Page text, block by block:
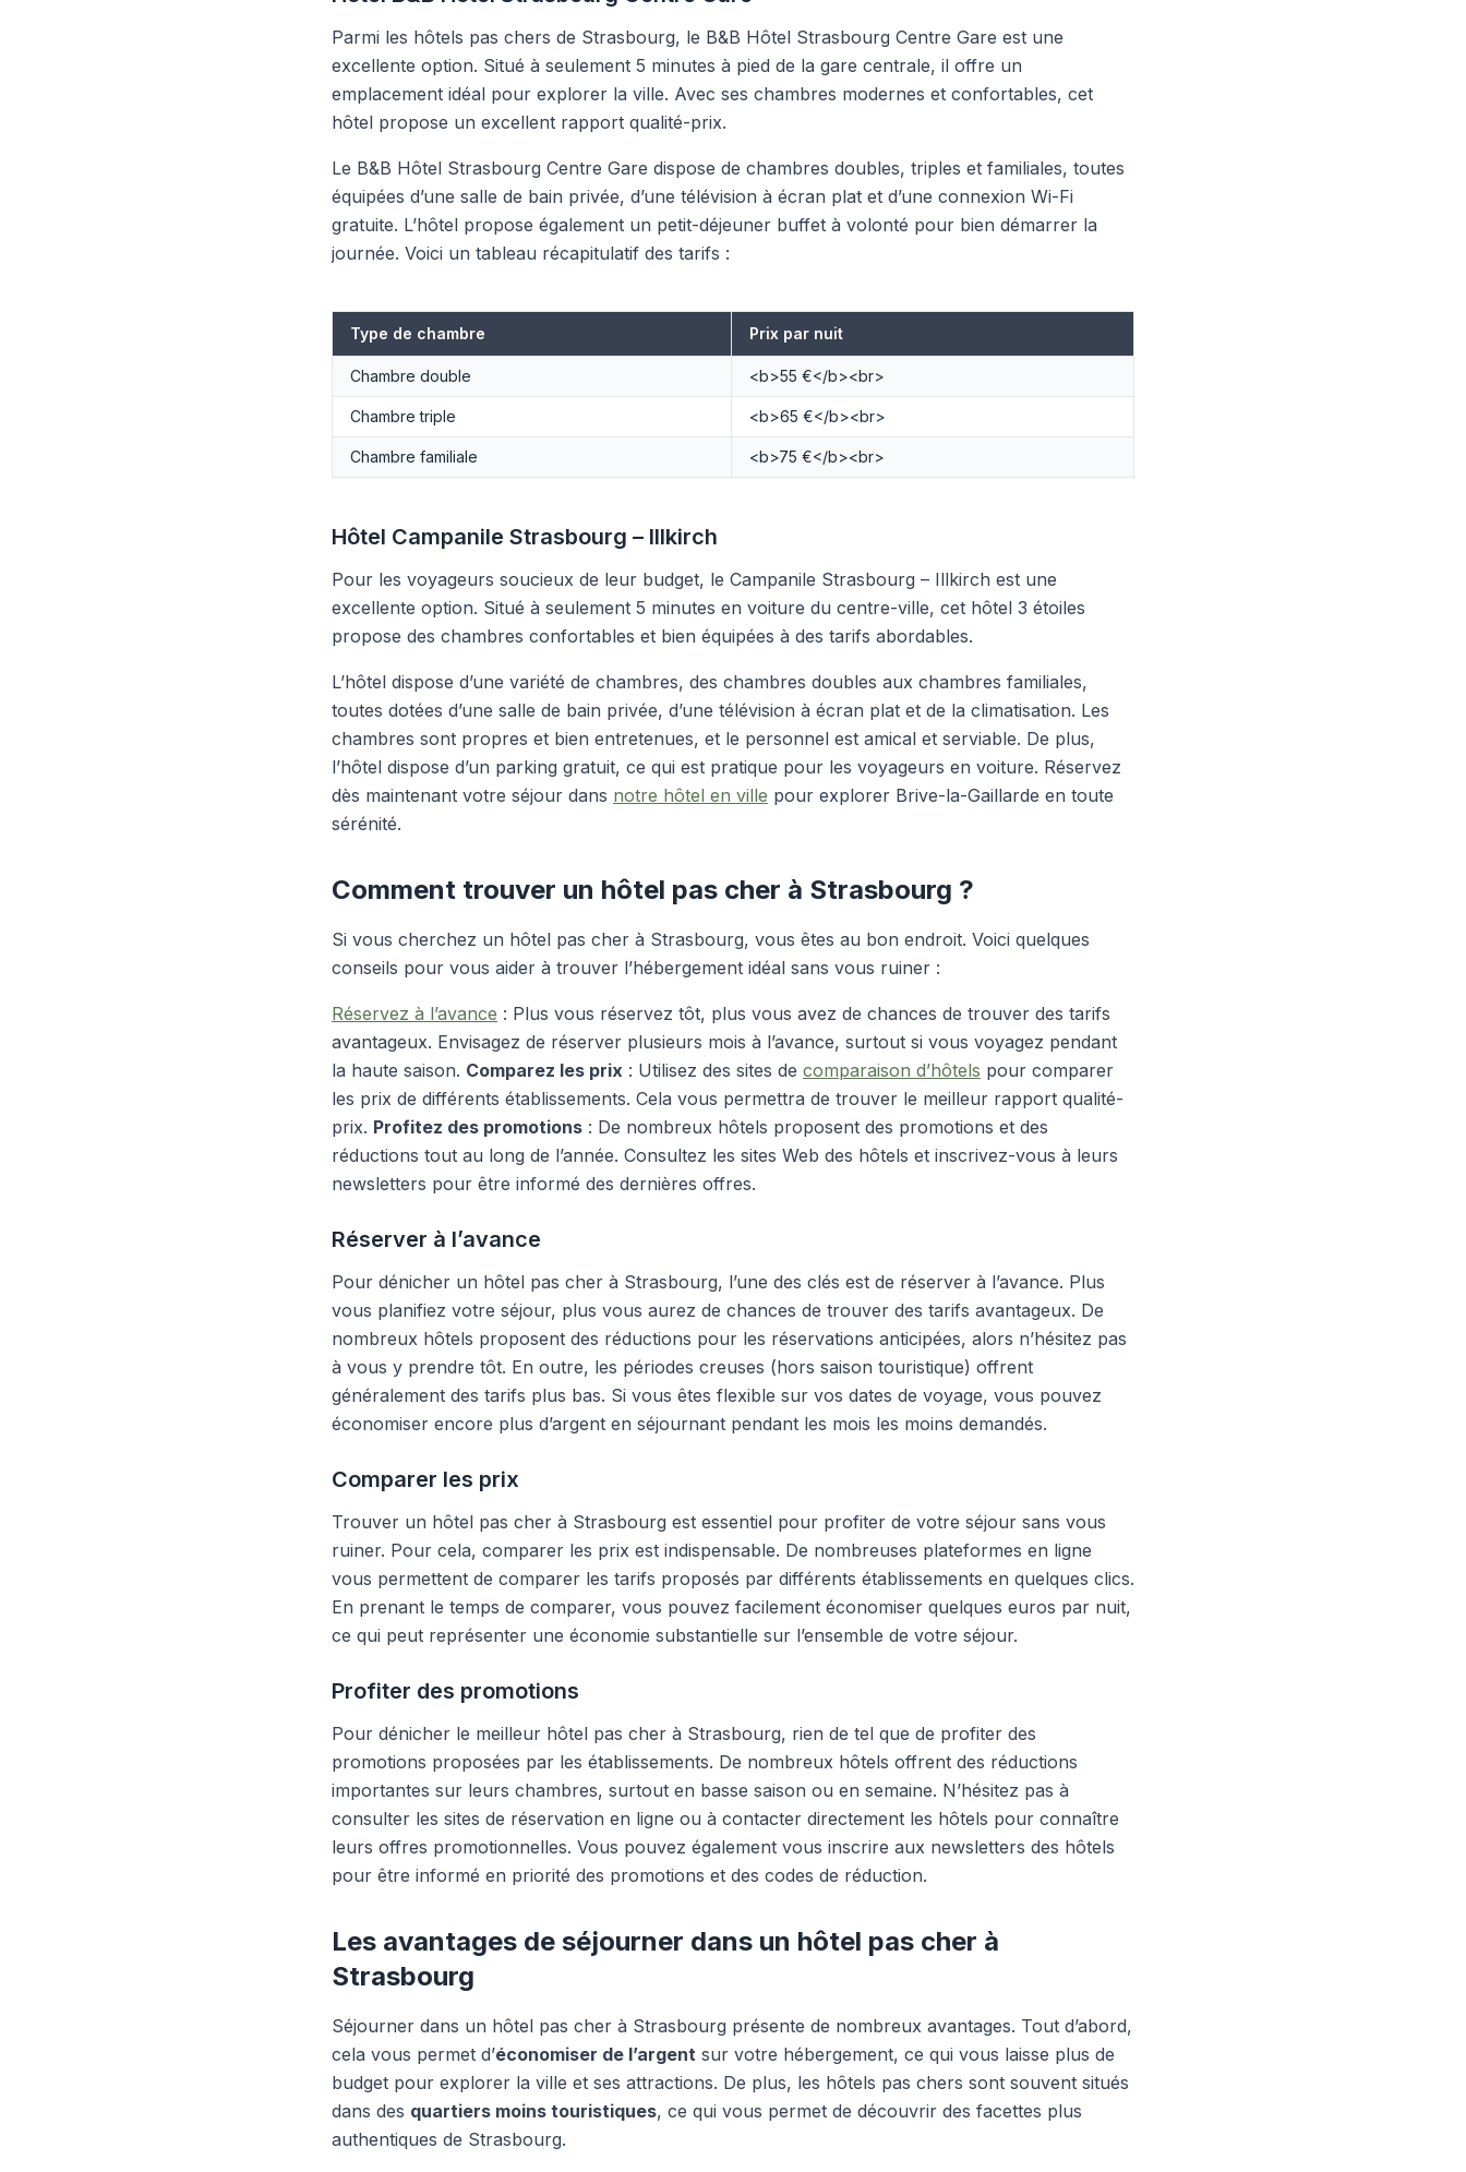
Parmi les hôtels pas chers de Strasbourg, le B&B Hôtel Strasbourg Centre Gare est une
excellente option. Situé à seulement 5 minutes à pied de la gare centrale, il offre un
emplacement idéal pour explorer la ville. Avec ses chambres modernes et confortables, cet
hôtel propose un excellent rapport qualité-prix.
Le B&B Hôtel Strasbourg Centre Gare dispose de chambres doubles, triples et familiales, toutes
équipées d’une salle de bain privée, d’une télévision à écran plat et d’une connexion Wi-Fi
gratuite. L’hôtel propose également un petit-déjeuner buffet à volonté pour bien démarrer la
journée. Voici un tableau récapitulatif des tarifs :
Type de chambre Prix par nuit
Chambre double <b>55 €</b><br>
Chambre triple <b>65 €</b><br>
Chambre familiale <b>75 €</b><br>
Hôtel Campanile Strasbourg – Illkirch
Pour les voyageurs soucieux de leur budget, le Campanile Strasbourg – Illkirch est une
excellente option. Situé à seulement 5 minutes en voiture du centre-ville, cet hôtel 3 étoiles
propose des chambres confortables et bien équipées à des tarifs abordables.
L’hôtel dispose d’une variété de chambres, des chambres doubles aux chambres familiales,
toutes dotées d’une salle de bain privée, d’une télévision à écran plat et de la climatisation. Les
chambres sont propres et bien entretenues, et le personnel est amical et serviable. De plus,
l’hôtel dispose d’un parking gratuit, ce qui est pratique pour les voyageurs en voiture. Réservez
dès maintenant votre séjour dans notre hôtel en ville pour explorer Brive-la-Gaillarde en toute
sérénité.
Comment trouver un hôtel pas cher à Strasbourg ?
Si vous cherchez un hôtel pas cher à Strasbourg, vous êtes au bon endroit. Voici quelques
conseils pour vous aider à trouver l’hébergement idéal sans vous ruiner :
Réservez à l’avance : Plus vous réservez tôt, plus vous avez de chances de trouver des tarifs
avantageux. Envisagez de réserver plusieurs mois à l’avance, surtout si vous voyagez pendant
la haute saison. Comparez les prix : Utilisez des sites de comparaison d’hôtels pour comparer
les prix de différents établissements. Cela vous permettra de trouver le meilleur rapport qualité-
prix. Profitez des promotions : De nombreux hôtels proposent des promotions et des
réductions tout au long de l’année. Consultez les sites Web des hôtels et inscrivez-vous à leurs
newsletters pour être informé des dernières offres.
Réserver à l’avance
Pour dénicher un hôtel pas cher à Strasbourg, l’une des clés est de réserver à l’avance. Plus
vous planifiez votre séjour, plus vous aurez de chances de trouver des tarifs avantageux. De
nombreux hôtels proposent des réductions pour les réservations anticipées, alors n’hésitez pas
à vous y prendre tôt. En outre, les périodes creuses (hors saison touristique) offrent
généralement des tarifs plus bas. Si vous êtes flexible sur vos dates de voyage, vous pouvez
économiser encore plus d’argent en séjournant pendant les mois les moins demandés.
Comparer les prix
Trouver un hôtel pas cher à Strasbourg est essentiel pour profiter de votre séjour sans vous
ruiner. Pour cela, comparer les prix est indispensable. De nombreuses plateformes en ligne
vous permettent de comparer les tarifs proposés par différents établissements en quelques clics.
En prenant le temps de comparer, vous pouvez facilement économiser quelques euros par nuit,
ce qui peut représenter une économie substantielle sur l’ensemble de votre séjour.
Profiter des promotions
Pour dénicher le meilleur hôtel pas cher à Strasbourg, rien de tel que de profiter des
promotions proposées par les établissements. De nombreux hôtels offrent des réductions
importantes sur leurs chambres, surtout en basse saison ou en semaine. N’hésitez pas à
consulter les sites de réservation en ligne ou à contacter directement les hôtels pour connaître
leurs offres promotionnelles. Vous pouvez également vous inscrire aux newsletters des hôtels
pour être informé en priorité des promotions et des codes de réduction.
Les avantages de séjourner dans un hôtel pas cher à
Strasbourg
Séjourner dans un hôtel pas cher à Strasbourg présente de nombreux avantages. Tout d’abord,
cela vous permet d’économiser de l’argent sur votre hébergement, ce qui vous laisse plus de
budget pour explorer la ville et ses attractions. De plus, les hôtels pas chers sont souvent situés
dans des quartiers moins touristiques, ce qui vous permet de découvrir des facettes plus
authentiques de Strasbourg.